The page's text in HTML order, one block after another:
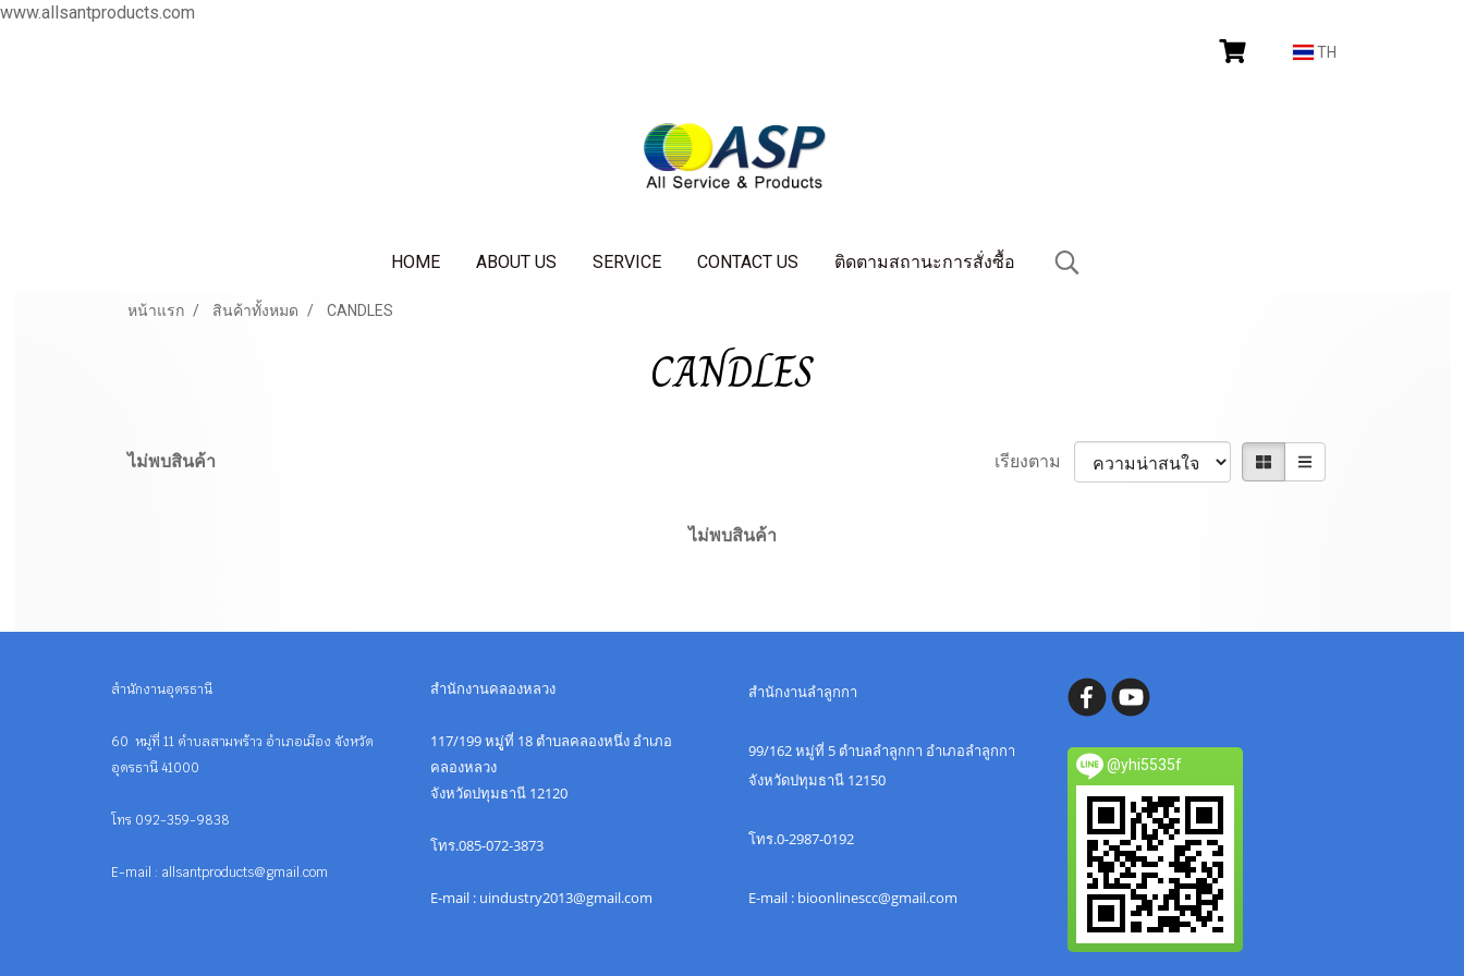
www.allsantproducts.com
TH
HOME ABOUT US SERVICE CONTACT US ติดตามสถานะการสั่งซื้อ
หน้าแรก สินค้าทั้งหมด CANDLES
CANDLES
ไม่พบสินค้า เรียงตาม
ไม่พบสินค้า
สำนักงานอุดรธานี
60 หมู่ที่ 11 ตำบลสามพร้าว อำเภอเมือง จังหวัด
อุดรธานี 41000
โทร 092-359-9838
E-mail : allsantproducts@gmail.com
สำนักงานคลองหลวง
117/199 หมูู่ที่ 18 ตำบลคลองหนึ่ง อำเภอ
คลองหลวง
จังหวัดปทุมธานี 12120
โทร.085-072-3873
E-mail : uindustry2013@gmail.com
สำนักงานลำลูกกา
99/162 หมู่ที่ 5 ตำบลลำลูกกา อำเภอลำลูกกา
จังหวัดปทุมธานี 12150
โทร.0-2987-0192
E-mail : bioonlinescc@gmail.com
@yhi5535f